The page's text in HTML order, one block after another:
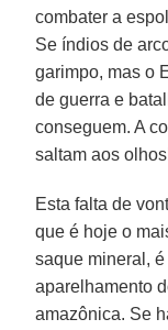
combater a
Se índios de
garimpo, mas o
de guerra e
conseguem. A
saltam aos
Esta falta de
que é hoje o
saque mineral,
aparelhamento
amazônica. Se